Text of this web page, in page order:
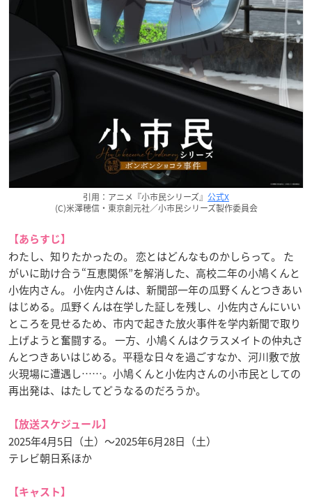
引用：アニメ『小市民シリーズ』 公式X
(C)米澤穂信・東京創元社／小市民シリーズ製作委員会
【あらすじ】
わたし、知りたかったの。 恋とはどんなものかしらって。 た
がいに助け合う“互恵関係”を解消した、高校二年の小鳩くんと
小佐内さん。 小佐内さんは、新聞部一年の瓜野くんとつきあい
はじめる。瓜野くんは在学した証しを残し、小佐内さんにいい
ところを見せるため、市内で起きた放火事件を学内新聞で取り
上げようと奮闘する。 一方、小鳩くんはクラスメイトの仲丸さ
んとつきあいはじめる。平穏な日々を過ごすなか、河川敷で放
火現場に遭遇し……。小鳩くんと小佐内さんの小市民としての
再出発は、はたしてどうなるのだろうか。
【放送スケジュール】
2025年4月5日（土）〜2025年6月28日（土）
テレビ朝日系ほか
【キャスト】